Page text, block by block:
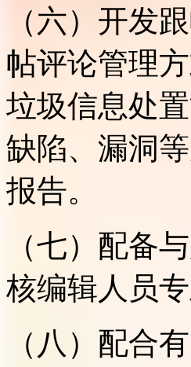
（六）开发
帖评论管理
垃圾信息处
缺陷、漏洞
报告。
（七）配备
核编辑人员专
（八）配合